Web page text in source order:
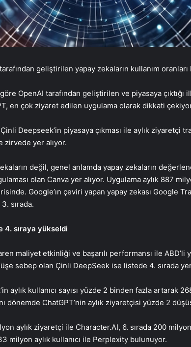
geliştirilen yapay zekaların kullanım
OpenAI tarafından geliştirilen ve piyasaya çıktığı
en çok ziyaret edilen uygulama olarak dikkati
Çinli Deepseek’in piyasaya çıkması ile aylık ziyaretçi
zirvede yer alıyor.
değil, genel anlamda yapay zekaların
olan Canva yer alıyor. Uygulama aylık 887
Google’ın çeviri yapan yapay zekası Google
sırada.
4. sıraya yükseldi
maliyet etkinliği ve başarılı performansı ile ABD’li
sebep olan Çinli DeepSeek ise listede 4. sırada
aylık kullanıcı sayısı yüzde 2 binden fazla artarak
dönemde ChatGPT’nin aylık ziyaretçisi yüzde 2
aylık ziyaretçi ile Character.AI, 6. sırada 200
milyon aylık kullanıcı ile Perplexity bulunuyor.